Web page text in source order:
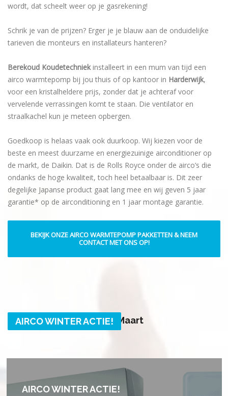
wordt, dat scheelt weer op je gasrekening!
Schrik je van de prijzen? Erger je je blauw aan de onduidelijke
tarieven die monteurs en installateurs hanteren?
Berekoud Koudetechniekinstalleert in een mum van tijd een
airco warmtepomp bij jou thuis of op kantoor in Harderwijk,
voor een kristalheldere prijs, zonder dat je achteraf voor
vervelende verrassingen komt te staan. Die ventilator en
straalkachel kun je meteen opbergen.
Goedkoop is helaas vaak ook duurkoop. Wij kiezen voor de
beste en meest duurzame en energiezuinige airconditioner op
de markt, de Daikin. Dat is de Rolls Royce onder de airco’s die
ondanks de hoge kwaliteit, toch heel betaalbaar is. Dit zeer
degelijke Japanse product gaat lang mee en wij geven 5 jaar
garantie* op de airconditioning en 1 jaar montage garantie.
BEKIJK ONZE AIRCO WARMTEPOMP PAKKETTEN & NEEM
CONTACT MET ONS OP!
AIRCO WINTER ACTIE!
Geldig tot 15 Maart
AIRCO WINTER ACTIE!